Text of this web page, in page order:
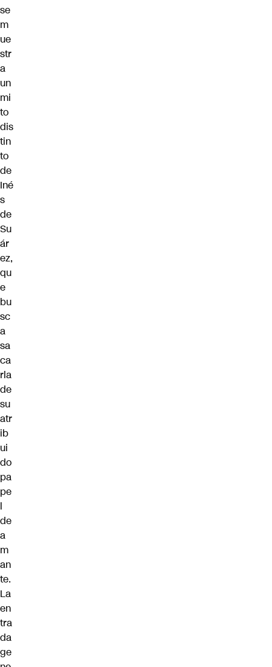
se
m
ue
str
a
un
mi
to
dis
tin
to
de
Iné
s
de
Su
ár
ez,
qu
e
bu
sc
a
sa
ca
rla
de
su
atr
ib
ui
do
pa
pe
l
de
a
m
an
te.
La
en
tra
da
ge